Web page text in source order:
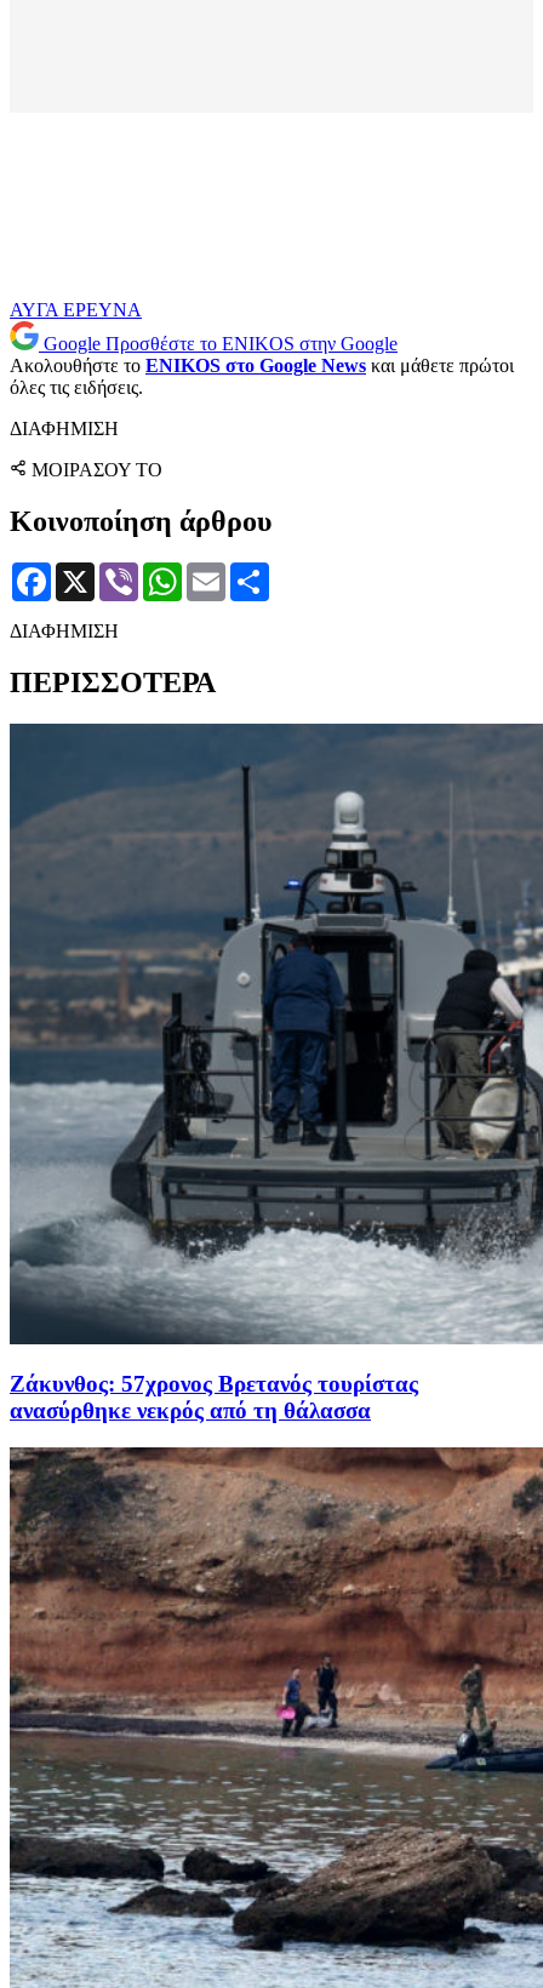
ΑΥΓΑ ΕΡΕΥΝΑ
Google Προσθέστε το ENIKOS στην Google
Ακολουθήστε το ENIKOS στο Google News και μάθετε πρώτοι
όλες τις ειδήσεις.
ΔΙΑΦΗΜΙΣΗ
ΜΟΙΡΑΣΟΥ ΤΟ
Κοινοποίηση άρθρου
Facebook
X Viber WhatsApp
Email
ΔΙΑΦΗΜΙΣΗ
ΠΕΡΙΣΣΟΤΕΡΑ
Ζάκυνθος: 57χρονος Βρετανός τουρίστας
ανασύρθηκε νεκρός από τη θάλασσα